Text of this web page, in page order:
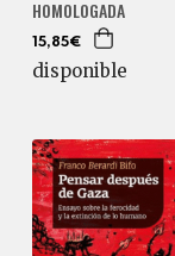
HOMOLOGADA
15,85€
disponible